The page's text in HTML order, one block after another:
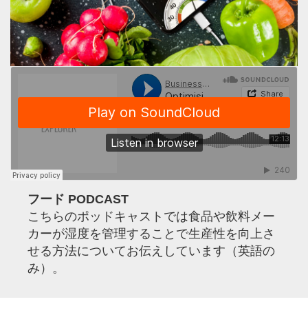
フード PODCAST
こちらのポッドキャストでは食品や飲料メー
カーが湿度を管理することで生産性を向上さ
せる方法についてお伝えしています（英語の
み）。